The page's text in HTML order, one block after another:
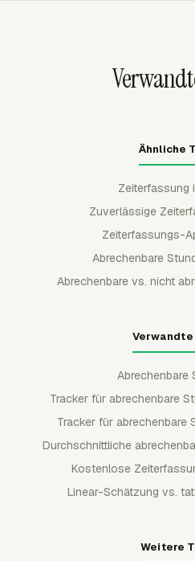
Ähnliche
Zeiterfassung
Zuverlässige
Zeiterfassungs-
Abrechenbare
Abrechenbare vs. nicht
Verwandte
Abrechenbare
Tracker für abrechenbare
Tracker für abrechenbare
Durchschnittliche
Kostenlose
Linear-Schätzung vs.
Weitere